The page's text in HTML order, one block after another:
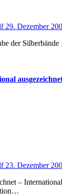
29. Dezember
der
23. Dezember